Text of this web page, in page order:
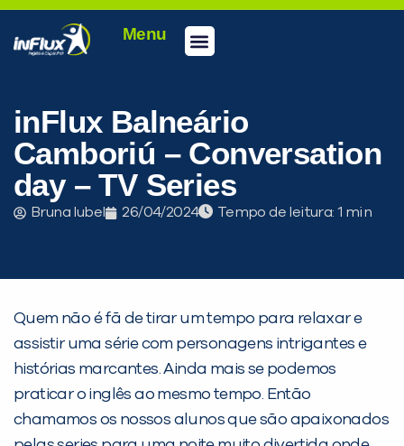
Menu
inFlux Balneário
Camboriú – Conversation
day – TV Series
Bruna Iubel 26/04/2024 Tempo de leitura:
Quem não é fã de tirar um tempo para relaxar e
assistir uma série com personagens intrigantes e
histórias marcantes. Ainda mais se podemos
praticar o inglês ao mesmo tempo. Então
chamamos os nossos alunos que são apaixonados
PEÇA UMA DEMONSTRAÇÃO DE MÉTODO